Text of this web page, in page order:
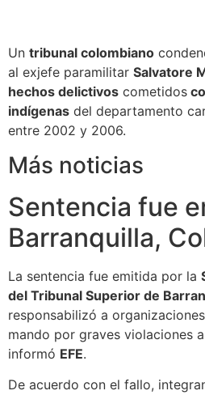
Un tribunal colombiano
al exjefe paramilitar Salvatore
hechos delictivos cometidos
indígenas del departamento
entre 2002 y 2006.
Más noticias
Sentencia fue
Barranquilla,
La sentencia fue emitida por la
del Tribunal Superior de
responsabilizó a
mando por graves violaciones
informó EFE.
De acuerdo con el fallo,